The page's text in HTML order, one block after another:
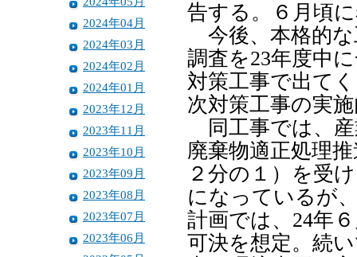
2024年04月
2024年03月
2024年02月
2024年01月
2023年12月
2023年11月
2023年10月
2023年09月
2023年08月
2023年07月
2023年06月
告する。６月頃
今後、本格的な
調査を23年度中
対策工事で出て
次対策工事の実
同工事では、産
廃棄物適正処理
２分の１）を受
になっているが
計画では、24年
可決を想定。続